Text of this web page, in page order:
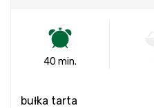
40 min.
bułka tarta